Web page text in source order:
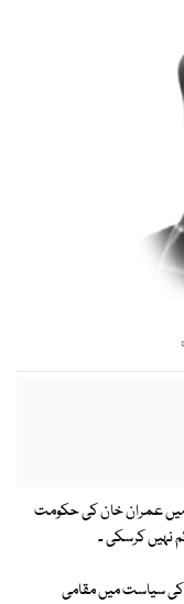
میں عمران خان کی حکومت
نہیں کرسکی ۔
سیاست میں مقامی